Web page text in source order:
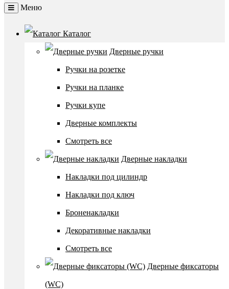
Меню
Каталог
Дверные ручки
Ручки на розетке
Ручки на планке
Ручки купе
Дверные комплекты
Смотреть все
Дверные накладки
Накладки под цилиндр
Накладки под ключ
Броненакладки
Декоративные накладки
Смотреть все
Дверные фиксаторы
(WC)